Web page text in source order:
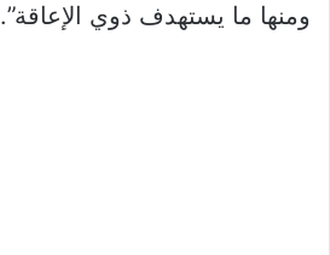
ومنها ما يستهدف ذوي الإعاقة”.